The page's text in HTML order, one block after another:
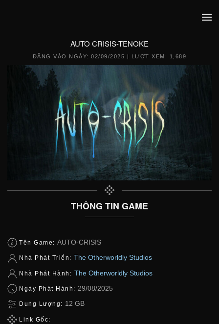
AUTO CRISIS-TENOKE
ĐĂNG VÀO NGÀY:02/09/2025 | LƯỢT XEM: 1,689
THÔNG TIN GAME
Tên Game: AUTO-CRISIS
Nhà Phát Triển: The Otherworldly Studios
Nhà Phát Hành: The Otherworldly Studios
Ngày Phát Hành: 29/08/2025
Dung Lượng: 12 GB
Link Gốc: